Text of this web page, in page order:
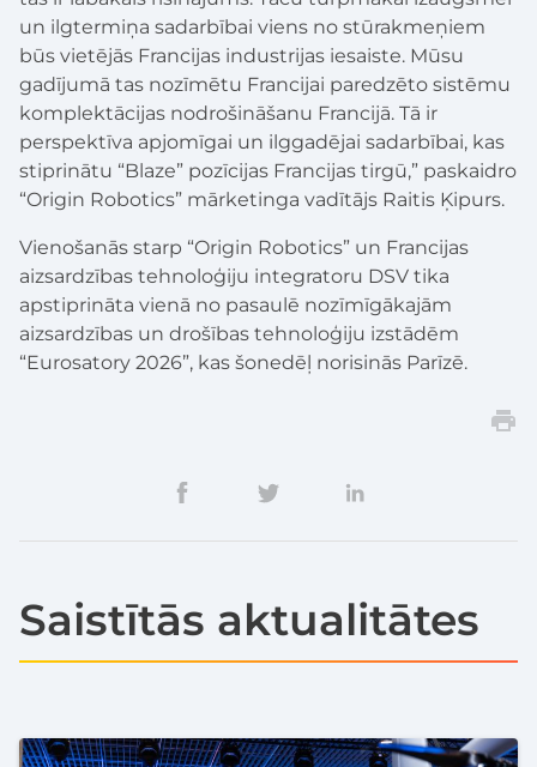
un ilgtermiņa sadarbībai viens no stūrakmeņiem
būs vietējās Francijas industrijas iesaiste. Mūsu
gadījumā tas nozīmētu Francijai paredzēto sistēmu
komplektācijas nodrošināšanu Francijā. Tā ir
perspektīva apjomīgai un ilggadējai sadarbībai, kas
stiprinātu “Blaze” pozīcijas Francijas tirgū,” paskaidro
“Origin Robotics” mārketinga vadītājs Raitis Ķipurs.
Vienošanās starp “Origin Robotics” un Francijas
aizsardzības tehnoloģiju integratoru DSV tika
apstiprināta vienā no pasaulē nozīmīgākajām
aizsardzības un drošības tehnoloģiju izstādēm
“Eurosatory 2026”, kas šonedēļ norisinās Parīzē.
Saistītās aktualitātes